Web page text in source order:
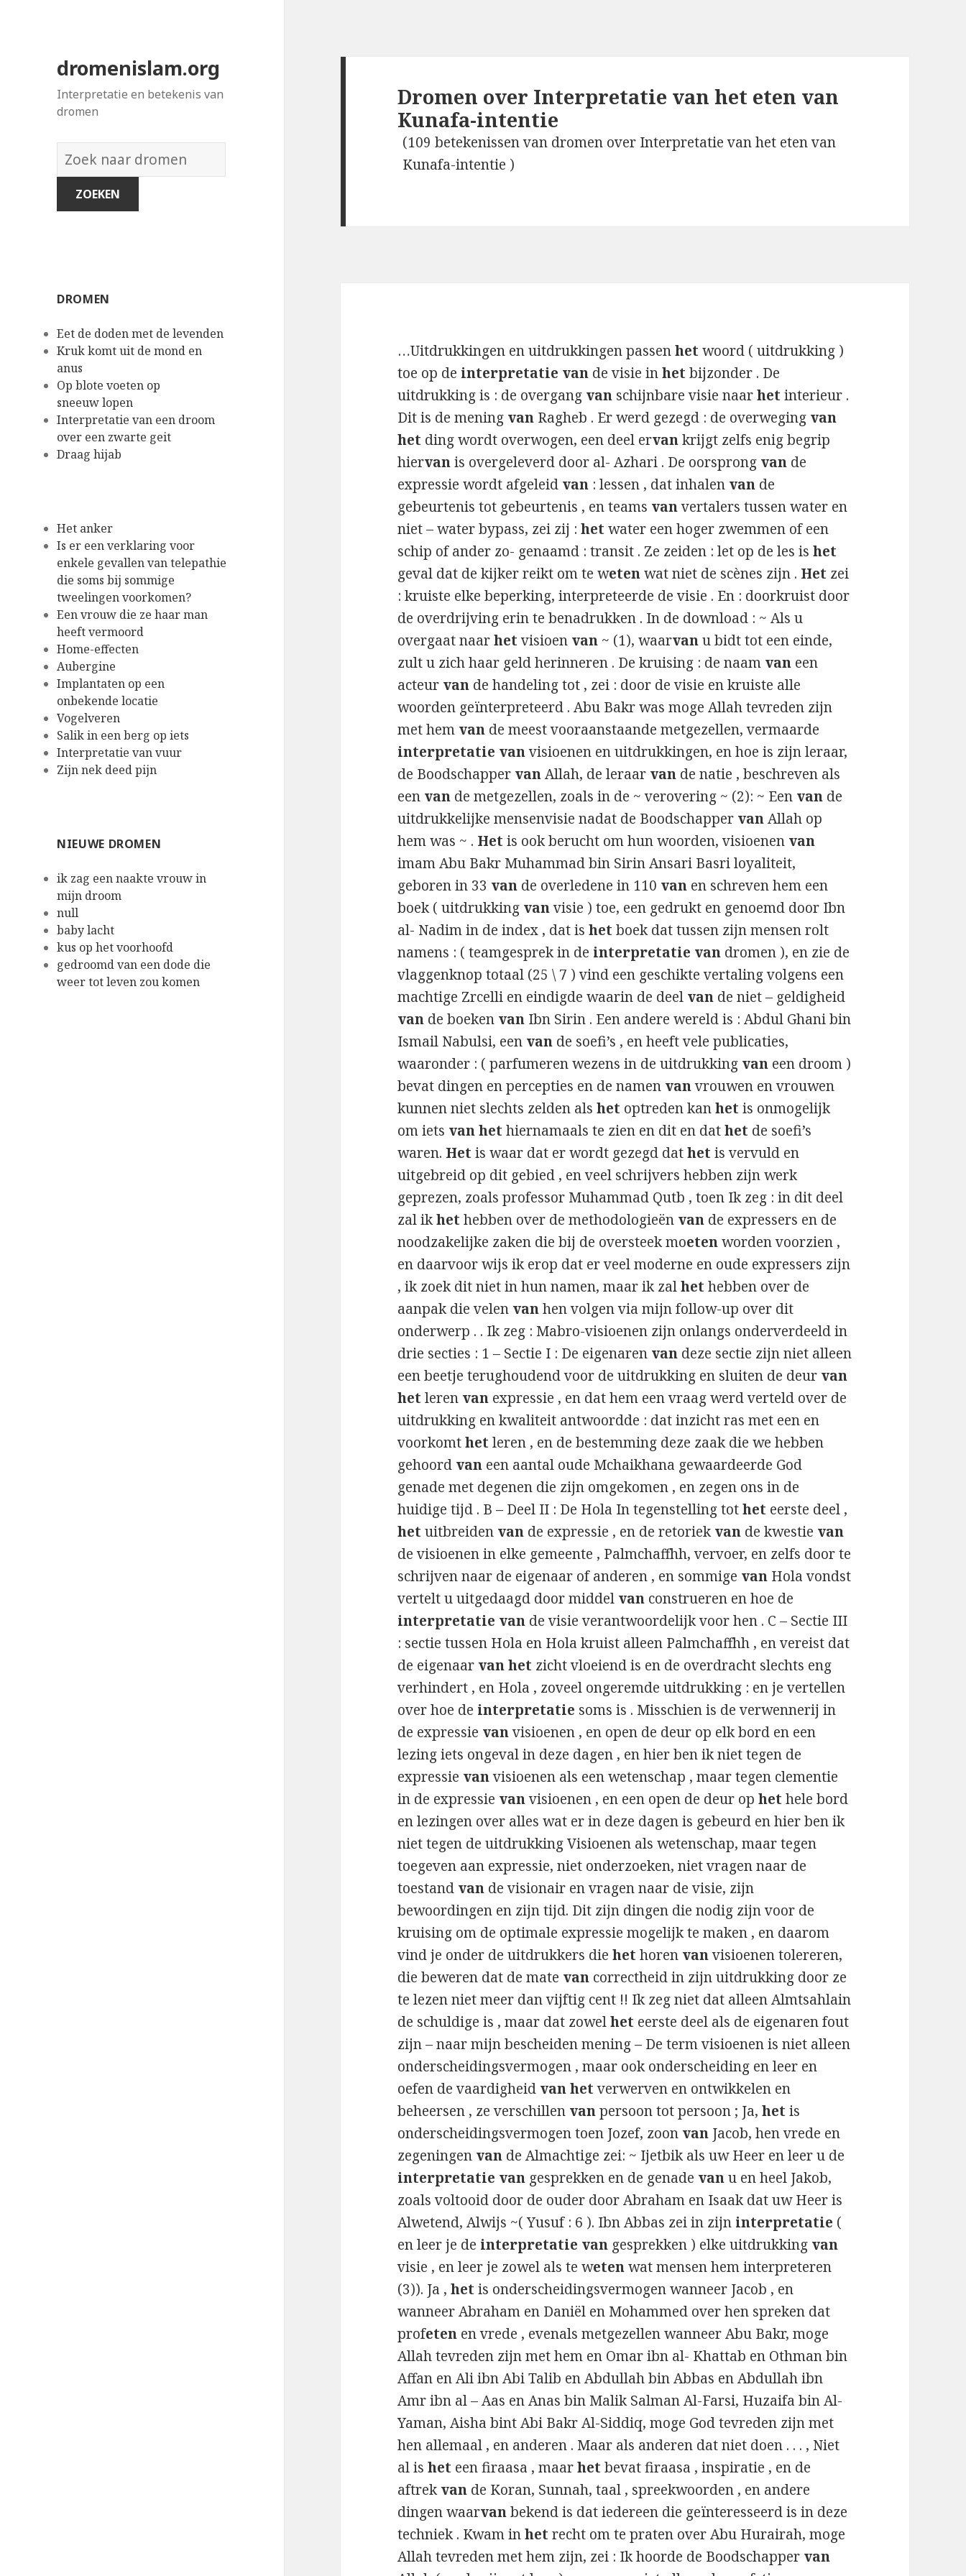
dromenislam.org
Interpretatie en betekenis van
dromen
Woordenboek
van
dromen:
DROMEN
Eet de doden met de levenden
Kruk komt uit de mond en
anus
Op blote voeten op
sneeuw lopen
Interpretatie van een droom
over een zwarte geit
Draag hijab
Het anker
Is er een verklaring voor
enkele gevallen van telepathie
die soms bij sommige
tweelingen voorkomen?
Een vrouw die ze haar man
heeft vermoord
Home-effecten
Aubergine
Implantaten op een
onbekende locatie
Vogelveren
Salik in een berg op iets
Interpretatie van vuur
Zijn nek deed pijn
NIEUWE DROMEN
ik zag een naakte vrouw in
mijn droom
null
baby lacht
kus op het voorhoofd
gedroomd van een dode die
weer tot leven zou komen
Dromen over Interpretatie van het eten van
Kunafa-intentie
(109 betekenissen van dromen over Interpretatie van het eten van
Kunafa-intentie )
…Uitdrukkingen en uitdrukkingen passenhet woord ( uitdrukking )
toe op de interpretatie van de visie inhet bijzonder . De
uitdrukking is : de overgang van schijnbare visie naarhet interieur .
Dit is de mening van Ragheb . Er werd gezegd : de overweging van
het ding wordt overwogen, een deel ervankrijgt zelfs enig begrip
hiervanis overgeleverd door al- Azhari . De oorsprong van de
expressie wordt afgeleid van : lessen , dat inhalen van de
gebeurtenis tot gebeurtenis , en teams vanvertalers tussen water en
niet – water bypass, zei zij :het water een hoger zwemmen of een
schip of ander zo- genaamd : transit . Ze zeiden : let op de les ishet
geval dat de kijker reikt om te wetenwat niet de scènes zijn . Het zei
: kruiste elke beperking, interpreteerde de visie . En : doorkruist door
de overdrijving erin te benadrukken . In de download : ~ Als u
overgaat naarhetvisioen van ~ (1), waarvanu bidt tot een einde,
zult u zich haar geld herinneren . De kruising : de naam van een
acteur van de handeling tot , zei : door de visie en kruiste alle
woorden geïnterpreteerd . Abu Bakr was moge Allah tevreden zijn
met hem van de meest vooraanstaande metgezellen, vermaarde
interpretatie vanvisioenen en uitdrukkingen, en hoe is zijn leraar,
de Boodschapper vanAllah, de leraar van de natie , beschreven als
een van de metgezellen, zoals in de ~ verovering ~ (2): ~ Een van de
uitdrukkelijke mensenvisie nadat de Boodschapper vanAllah op
hem was ~ . Het is ook berucht om hun woorden, visioenen van
imam Abu Bakr Muhammad bin Sirin Ansari Basri loyaliteit,
geboren in 33 van de overledene in 110 van en schreven hem een
boek ( uitdrukking vanvisie ) toe, een gedrukt en genoemd door Ibn
al- Nadim in de index , dat ishet boek dat tussen zijn mensen rolt
namens : ( teamgesprek in de interpretatie van dromen ), en zie de
vlaggenknop totaal (25 \ 7 ) vind een geschikte vertaling volgens een
machtige Zrcelli en eindigde waarin de deel van de niet – geldigheid
van de boeken van Ibn Sirin . Een andere wereld is : Abdul Ghani bin
Ismail Nabulsi, een van de soefi’s , en heeft vele publicaties,
waaronder : ( parfumeren wezens in de uitdrukking van een droom )
bevat dingen en percepties en de namen vanvrouwen en vrouwen
kunnen niet slechts zelden alshet optreden kanhet is onmogelijk
om iets van het hiernamaals te zien en dit en dathet de soefi’s
waren. Het is waar dat er wordt gezegd dathet is vervuld en
uitgebreid op dit gebied , en veel schrijvers hebben zijn werk
geprezen, zoals professor Muhammad Qutb , toen Ik zeg : in dit deel
zal ikhet hebben over de methodologieën van de expressers en de
noodzakelijke zaken die bij de oversteek moetenworden voorzien ,
en daarvoor wijs ik erop dat er veel moderne en oude expressers zijn
, ik zoek dit niet in hun namen, maar ik zalhet hebben over de
aanpak die velen vanhen volgen via mijn follow-up over dit
onderwerp . . Ik zeg : Mabro-visioenen zijn onlangs onderverdeeld in
drie secties : 1 – Sectie I : De eigenaren van deze sectie zijn niet alleen
een beetje terughoudend voor de uitdrukking en sluiten de deur van
het leren van expressie , en dat hem een vraag werd verteld over de
uitdrukking en kwaliteit antwoordde : dat inzicht ras met een en
voorkomthet leren , en de bestemming deze zaak die we hebben
gehoord van een aantal oude Mchaikhana gewaardeerde God
genade met degenen die zijn omgekomen , en zegen ons in de
huidige tijd . B – Deel II : De Hola In tegenstelling tothet eerste deel ,
het uitbreiden van de expressie , en de retoriekvan de kwestie van
de visioenen in elke gemeente , Palmchaffhh, vervoer, en zelfs door te
schrijven naar de eigenaar of anderen , en sommige van Hola vondst
vertelt u uitgedaagd door middel van construeren en hoe de
interpretatie van de visie verantwoordelijk voor hen . C – Sectie III
: sectie tussen Hola en Hola kruist alleen Palmchaffhh , en vereist dat
de eigenaar van het zicht vloeiend is en de overdracht slechts eng
verhindert , en Hola , zoveel ongeremde uitdrukking : en je vertellen
over hoe de interpretatie soms is . Misschien is de verwennerij in
de expressie vanvisioenen , en open de deur op elk bord en een
lezing iets ongeval in deze dagen , en hier ben ik niet tegen de
expressie vanvisioenen als een wetenschap , maar tegen clementie
in de expressie vanvisioenen , en een open de deur ophet hele bord
en lezingen over alles wat er in deze dagen is gebeurd en hier ben ik
niet tegen de uitdrukking Visioenen als wetenschap, maar tegen
toegeven aan expressie, niet onderzoeken, niet vragen naar de
toestand van de visionair en vragen naar de visie, zijn
bewoordingen en zijn tijd. Dit zijn dingen die nodig zijn voor de
kruising om de optimale expressie mogelijk te maken , en daarom
vind je onder de uitdrukkers diehet horen vanvisioenen tolereren,
die beweren dat de mate van correctheid in zijn uitdrukking door ze
te lezen niet meer dan vijftig cent !! Ik zeg niet dat alleen Almtsahlain
de schuldige is , maar dat zowelhet eerste deel als de eigenaren fout
zijn – naar mijn bescheiden mening – De term visioenen is niet alleen
onderscheidingsvermogen , maar ook onderscheiding en leer en
oefen de vaardigheid van hetverwerven en ontwikkelen en
beheersen , ze verschillen vanpersoon tot persoon ; Ja,het is
onderscheidingsvermogen toen Jozef, zoon van Jacob, hen vrede en
zegeningen van de Almachtige zei: ~ Ijetbik als uw Heer en leer u de
interpretatie van gesprekken en de genade vanu en heel Jakob,
zoals voltooid door de ouder door Abraham en Isaak dat uw Heer is
Alwetend, Alwijs ~( Yusuf : 6 ). Ibn Abbas zei in zijn interpretatie (
en leer je de interpretatie van gesprekken ) elke uitdrukking van
visie , en leer je zowel als te wetenwat mensen hem interpreteren
(3)). Ja ,het is onderscheidingsvermogen wanneer Jacob , en
wanneer Abraham en Daniël en Mohammed over hen spreken dat
profeten en vrede , evenals metgezellen wanneer Abu Bakr, moge
Allah tevreden zijn met hem en Omar ibn al- Khattab en Othman bin
Affan en Ali ibn Abi Talib en Abdullah bin Abbas en Abdullah ibn
Amr ibn al – Aas en Anas bin Malik Salman Al-Farsi, Huzaifa bin Al-
Yaman, Aisha bint Abi Bakr Al-Siddiq, moge God tevreden zijn met
hen allemaal , en anderen . Maar als anderen dat niet doen . . . , Niet
al ishet een firaasa , maarhet bevat firaasa , inspiratie , en de
aftrekvan de Koran, Sunnah, taal , spreekwoorden , en andere
dingen waarvanbekend is dat iedereen die geïnteresseerd is in deze
techniek . Kwam inhet recht om te praten over Abu Hurairah, moge
Allah tevreden met hem zijn, zei : Ik hoorde de Boodschapper van